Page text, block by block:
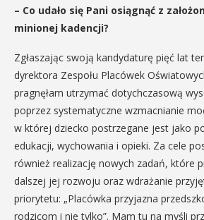
– Co udało się Pani osiągnąć z
minionej kadencji?
Zgłaszając swoją kandydaturę pięć lat
dyrektora Zespołu Placówek
pragnęłam utrzymać dotychczasową
poprzez systematyczne wzmacnianie
w której dziecko postrzegane jest jako
edukacji, wychowania i opieki. Za cele
również realizację nowych zadań, które
dalszej jej rozwoju oraz wdrażanie
priorytetu: „Placówka przyjazna
rodzicom i nie tylko”. Mam tu na myśli